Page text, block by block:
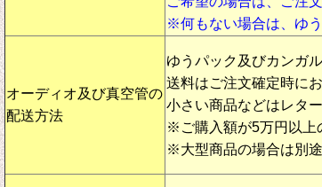
※何もない場合は、ゆ
オーディオ及び真空管の
配送方法
ゆうパック及びカンガ
送料はご注文確定時に
小さい商品などはレタ
※ご購入額が5万円以上
※大型商品の場合は別